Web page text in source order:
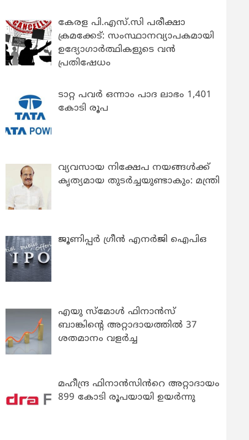
കേരള പി.എസ്.സി പരീക്ഷാ
ക്രമക്കേട്: സംസ്ഥാനവ്യാപകമായി
ഉദ്യോഗാര്‍ത്ഥികളുടെ വന്‍
പ്രതിഷേധം
ടാറ്റ പവർ ഒന്നാം പാദ ലാഭം 1,401
കോടി രൂപ
വ്യവസായ നിക്ഷേപ നയങ്ങള്‍ക്ക്
കൃത്യമായ തുടര്‍ച്ചയുണ്ടാകും: മന്ത്രി
ജൂണിപ്പർ ഗ്രീൻ എനർജി ഐപിഒ
എയു സ്‌മോൾ ഫിനാൻസ്
ബാങ്കിന്റെ അറ്റാദായത്തിൽ 37
ശതമാനം വളർച്ച
മഹീന്ദ്ര ഫിനാൻസിൻറെ അറ്റാദായം
899 കോടി രൂപയായി ഉയർന്നു